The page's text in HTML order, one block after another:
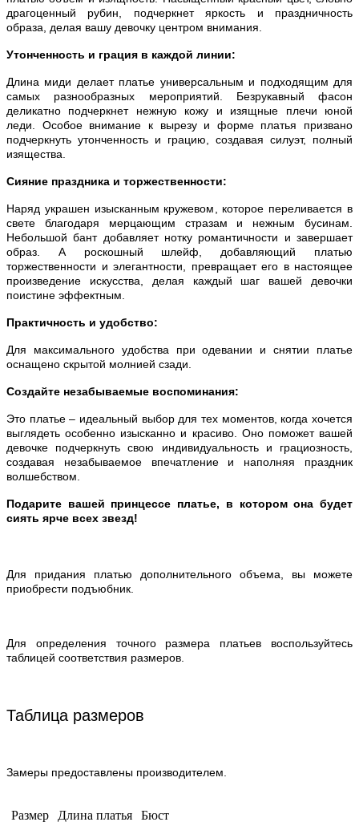
драгоценный рубин, подчеркнет яркость и праздничность
образа, делая вашу девочку центром внимания.
Утонченность и грация в каждой линии:
Длина миди делает платье универсальным и подходящим для
самых разнообразных мероприятий. Безрукавный фасон
деликатно подчеркнет нежную кожу и изящные плечи юной
леди. Особое внимание к вырезу и форме платья призвано
подчеркнуть утонченность и грацию, создавая силуэт, полный
изящества.
Сияние праздника и торжественности:
Наряд украшен изысканным кружевом, которое переливается в
свете благодаря мерцающим стразам и нежным бусинам.
Небольшой бант добавляет нотку романтичности и завершает
образ. А роскошный шлейф, добавляющий платью
торжественности и элегантности, превращает его в настоящее
произведение искусства, делая каждый шаг вашей девочки
поистине эффектным.
Практичность и удобство:
Для максимального удобства при одевании и снятии платье
оснащено скрытой молнией сзади.
Создайте незабываемые воспоминания:
Это платье – идеальный выбор для тех моментов, когда хочется
выглядеть особенно изысканно и красиво. Оно поможет вашей
девочке подчеркнуть свою индивидуальность и грациозность,
создавая незабываемое впечатление и наполняя праздник
волшебством.
Подарите вашей принцессе платье, в котором она будет
сиять ярче всех звезд!
​Для придания платью дополнительного объема, вы можете
приобрести подъюбник.
Для определения точного размера платьев воспользуйтесь
таблицей соответствия размеров.
Таблица размеров
Замеры предоставлены производителем.
Размер Длина платья Бюст